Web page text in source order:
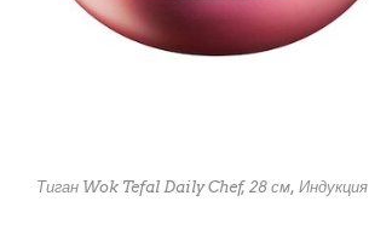
Тиган Wok Tefal Daily Chef, 28 см, Индукция